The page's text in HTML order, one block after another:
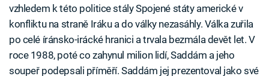
vzhledem k této politice stály Spojené státy americké v
konfliktu na straně Iráku a do války nezasáhly. Válka zuřila
po celé íránsko-irácké hranici a trvala bezmála devět let. V
roce 1988, poté co zahynul milion lidí, Saddám a jeho
soupeř podepsali příměří. Saddám jej prezentoval jako své